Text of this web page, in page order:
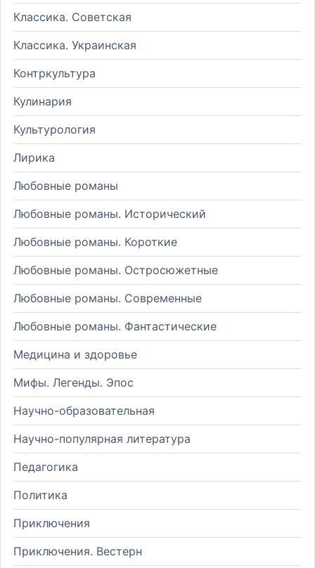
Классика. Советская
Классика. Украинская
Контркультура
Кулинария
Культурология
Лирика
Любовные романы
Любовные романы. Исторический
Любовные романы. Короткие
Любовные романы. Остросюжетные
Любовные романы. Современные
Любовные романы. Фантастические
Медицина и здоровье
Мифы. Легенды. Эпос
Научно-образовательная
Научно-популярная литература
Педагогика
Политика
Приключения
Приключения. Вестерн